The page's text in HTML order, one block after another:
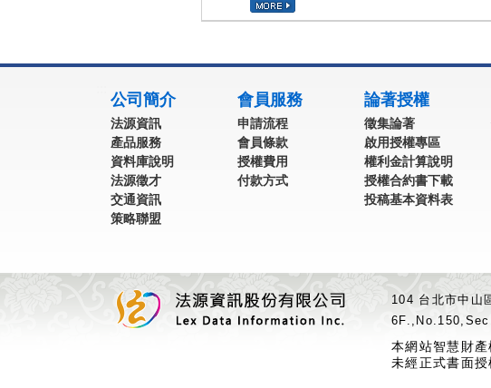
公司簡介
法源資訊
產品服務
資料庫說明
法源徵才
交通資訊
策略聯盟
會員服務
申請流程
會員條款
授權費用
付款方式
論著授權
徵集論著
啟用授權專區
權利金計算說明
授權合約書下載
投稿基本資料表
104 台北市中山
本網站智慧財
未經正式書面